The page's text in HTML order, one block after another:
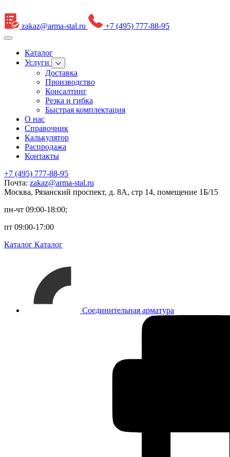
zakaz@arma-stal.ru +7 (495) 777-88-95
Каталог
Услуги
Доставка
Производство
Консалтинг
Резка и гибка
Быстрая комплектация
О нас
Справочник
Калькулятор
Распродажа
Контакты
+7 (495) 777-88-95
Почта: zakaz@arma-stal.ru
Москва, Рязанский проспект, д. 8А, стр 14, помещение 1Б/15
пн-чт 09:00-18:00;
пт 09:00-17:00
Каталог Каталог
Соединительная арматура